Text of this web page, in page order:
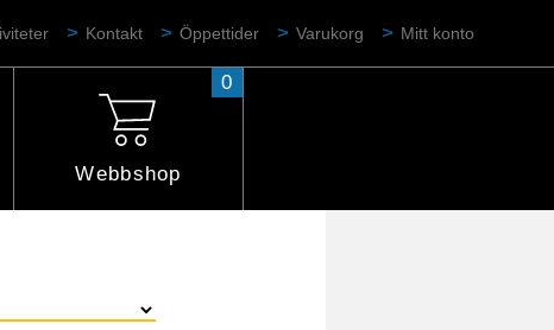
Kontakt Öppettider Varukorg Mitt konto
Webbshop
0